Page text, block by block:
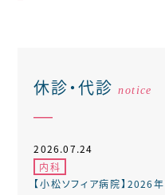
休診・代診notice
━
2026.07.24
内科
【小松ソフィア病院】